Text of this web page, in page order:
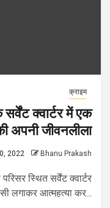
क्राइम
क्वार्टर में एक
अपनी जीवनलीला
2022 Bhanu Prakash
स्थित सर्वेंट क्वार्टर
लगाकर आत्महत्या कर...